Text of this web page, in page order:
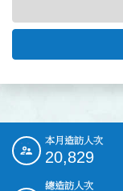
::: 本月造訪人次
20,829
總造訪人次